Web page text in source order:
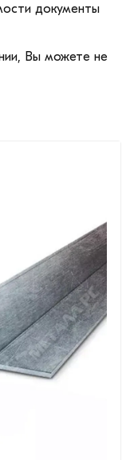
документы
Вы можете не